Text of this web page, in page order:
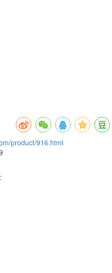
product/916.html